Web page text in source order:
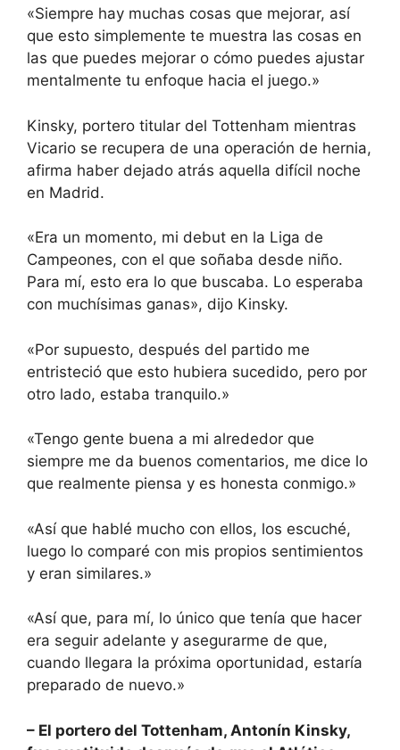
«Siempre hay muchas cosas que mejorar, así
que esto simplemente te muestra las cosas en
las que puedes mejorar o cómo puedes ajustar
mentalmente tu enfoque hacia el juego.»
Kinsky, portero titular del Tottenham mientras
Vicario se recupera de una operación de hernia,
afirma haber dejado atrás aquella difícil noche
en Madrid.
«Era un momento, mi debut en la Liga de
Campeones, con el que soñaba desde niño.
Para mí, esto era lo que buscaba. Lo esperaba
con muchísimas ganas», dijo Kinsky.
«Por supuesto, después del partido me
entristeció que esto hubiera sucedido, pero por
otro lado, estaba tranquilo.»
«Tengo gente buena a mi alrededor que
siempre me da buenos comentarios, me dice lo
que realmente piensa y es honesta conmigo.»
«Así que hablé mucho con ellos, los escuché,
luego lo comparé con mis propios sentimientos
y eran similares.»
«Así que, para mí, lo único que tenía que hacer
era seguir adelante y asegurarme de que,
cuando llegara la próxima oportunidad, estaría
preparado de nuevo.»
– El portero del Tottenham, Antonín Kinsky,